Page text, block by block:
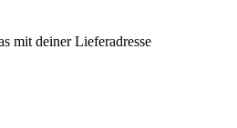
mit deiner Lieferadresse